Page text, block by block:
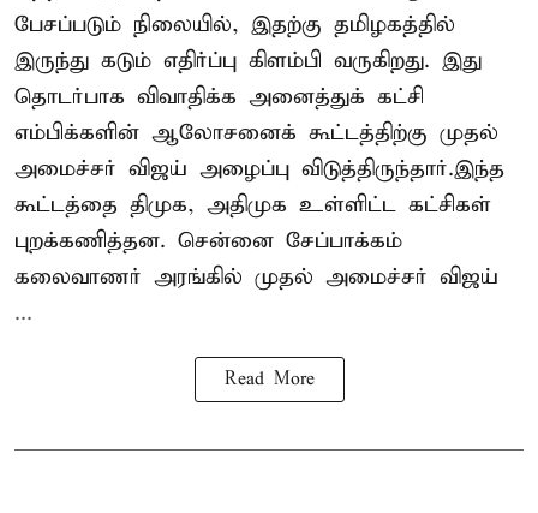
பேசப்படும் நிலையில், இதற்கு தமிழகத்தில்
இருந்து கடும் எதிர்ப்பு கிளம்பி வருகிறது. இது
தொடர்பாக விவாதிக்க அனைத்துக் கட்சி
எம்பிக்களின் ஆலோசனைக் கூட்டத்திற்கு முதல்
அமைச்சர் விஜய் அழைப்பு விடுத்திருந்தார்.இந்த
கூட்டத்தை திமுக, அதிமுக உள்ளிட்ட கட்சிகள்
புறக்கணித்தன. சென்னை சேப்பாக்கம்
கலைவாணர் அரங்கில் முதல் அமைச்சர் விஜய்
...
Read More